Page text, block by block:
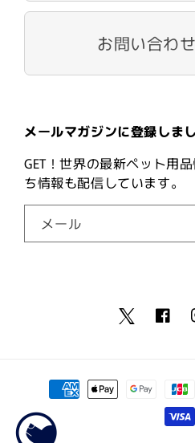
メールマガジンに登録しま
GET！世界の最新ペット用
ち情報も配信しています。
メール
お問い合わ
Twitter
方